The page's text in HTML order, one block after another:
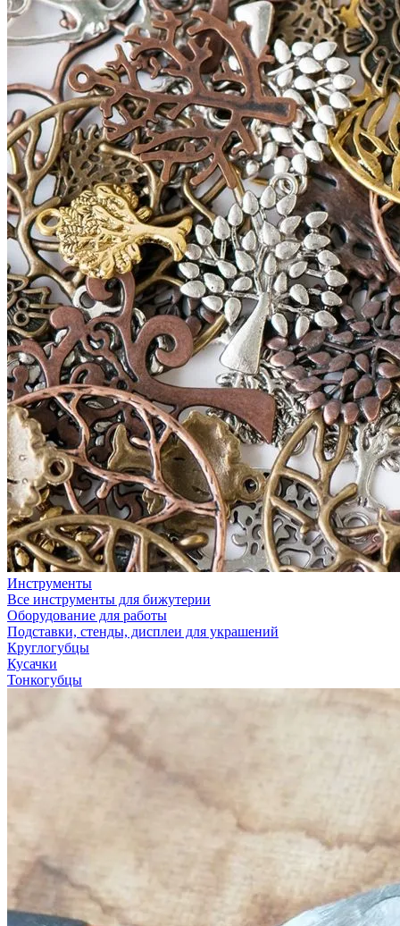
Инструменты
Все инструменты для бижутерии
Оборудование для работы
Подставки, стенды, дисплеи для украшений
Круглогубцы
Кусачки
Тонкогубцы